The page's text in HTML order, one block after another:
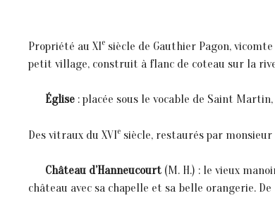
Propriété au XIe siècle de Gauthier Pagon,
petit village, construit à flanc de coteau sur la
Église : placée sous le vocable de Saint
Des vitraux du XVIe siècle, restaurés par
Château d’Hanneucourt (M. H.) : le vieux
château avec sa chapelle et sa belle orangerie.